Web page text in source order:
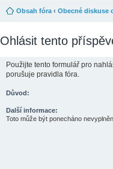
Obsah fóra ‹ Obecné diskuse
Ohlásit tento
Použijte tento formulář pro
porušuje pravidla fóra.
Důvod:
Další informace:
Toto může být ponecháno